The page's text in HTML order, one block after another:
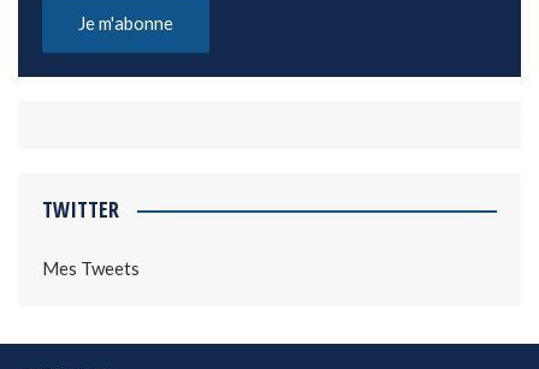
TWITTER
Mes Tweets